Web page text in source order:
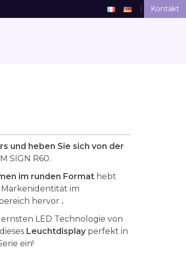
Kontakt
und heben Sie sich von der
SIGN R60.
im runden Formathebt
im
hervor .
LED Technologie von
Leuchtdisplayperfekt in
ein!